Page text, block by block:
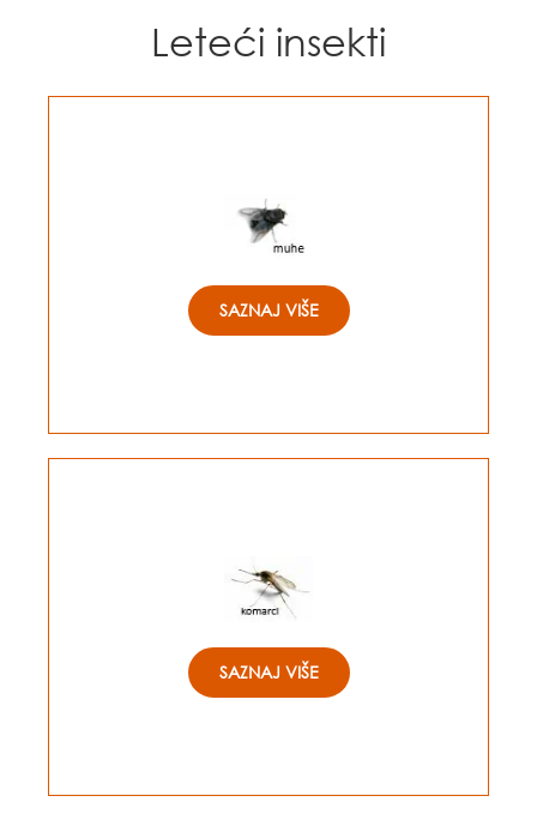
Leteći insekti
SAZNAJ VIŠE
SAZNAJ VIŠE